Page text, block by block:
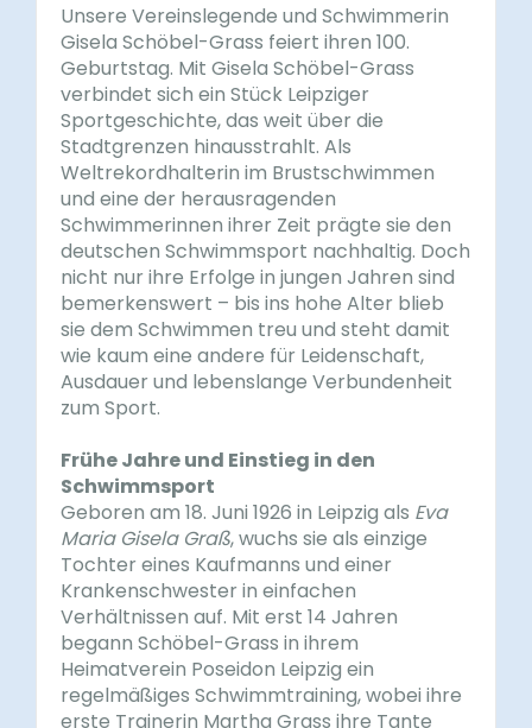
Unsere Vereinslegende und Schwimmerin
Gisela Schöbel-Grass feiert ihren 100.
Geburtstag. Mit Gisela Schöbel-Grass
verbindet sich ein Stück Leipziger
Sportgeschichte, das weit über die
Stadtgrenzen hinausstrahlt. Als
Weltrekordhalterin im Brustschwimmen
und eine der herausragenden
Schwimmerinnen ihrer Zeit prägte sie den
deutschen Schwimmsport nachhaltig. Doch
nicht nur ihre Erfolge in jungen Jahren sind
bemerkenswert – bis ins hohe Alter blieb
sie dem Schwimmen treu und steht damit
wie kaum eine andere für Leidenschaft,
Ausdauer und lebenslange Verbundenheit
zum Sport.
Frühe Jahre und Einstieg in den
Schwimmsport
Geboren am 18. Juni 1926 in Leipzig als Eva
Maria Gisela Graß, wuchs sie als einzige
Tochter eines Kaufmanns und einer
Krankenschwester in einfachen
Verhältnissen auf. Mit erst 14 Jahren
begann Schöbel-Grass in ihrem
Heimatverein Poseidon Leipzig ein
regelmäßiges Schwimmtraining, wobei ihre
erste Trainerin Martha Grass ihre Tante